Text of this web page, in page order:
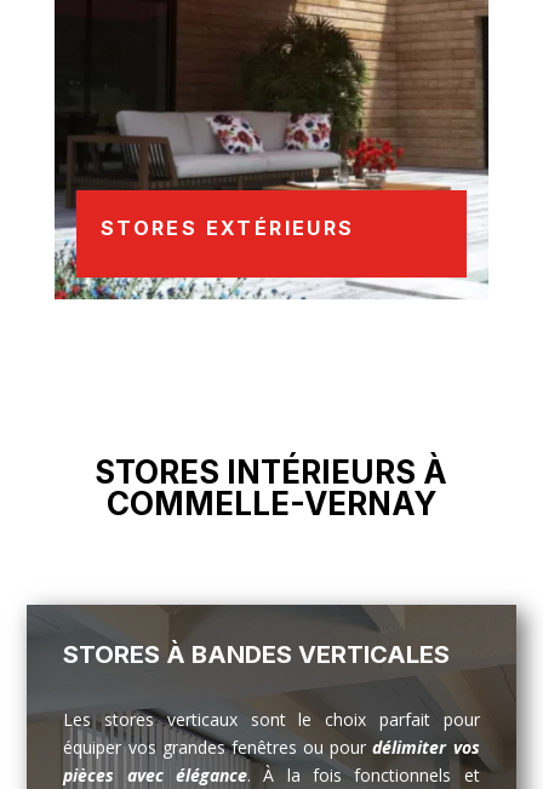
STORES EXTÉRIEURS
STORES INTÉRIEURS À
COMMELLE-VERNAY
STORES À BANDES VERTICALES
Les stores verticaux sont le choix parfait pour
équiper vos grandes fenêtres ou pourdélimiter vos
pièces avec élégance. À la fois fonctionnels et